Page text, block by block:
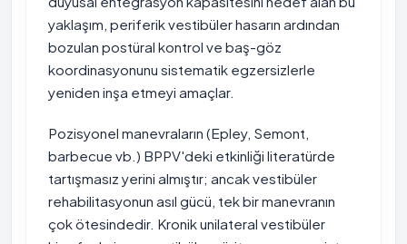
yaklaşım, periferik vestibüler hasarın ardından
bozulan postüral kontrol ve baş-göz
koordinasyonunu sistematik egzersizlerle
yeniden inşa etmeyi amaçlar.
Pozisyonel manevraların (Epley, Semont,
barbecue vb.) BPPV'deki etkinliği literatürde
tartışmasız yerini almıştır; ancak vestibüler
rehabilitasyonun asıl gücü, tek bir manevranın
çok ötesindedir. Kronik unilateral vestibüler